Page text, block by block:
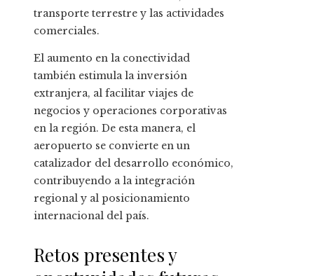
transporte terrestre y las actividades
comerciales.
El aumento en la conectividad
también estimula la inversión
extranjera, al facilitar viajes de
negocios y operaciones corporativas
en la región. De esta manera, el
aeropuerto se convierte en un
catalizador del desarrollo económico,
contribuyendo a la integración
regional y al posicionamiento
internacional del país.
Retos presentes y